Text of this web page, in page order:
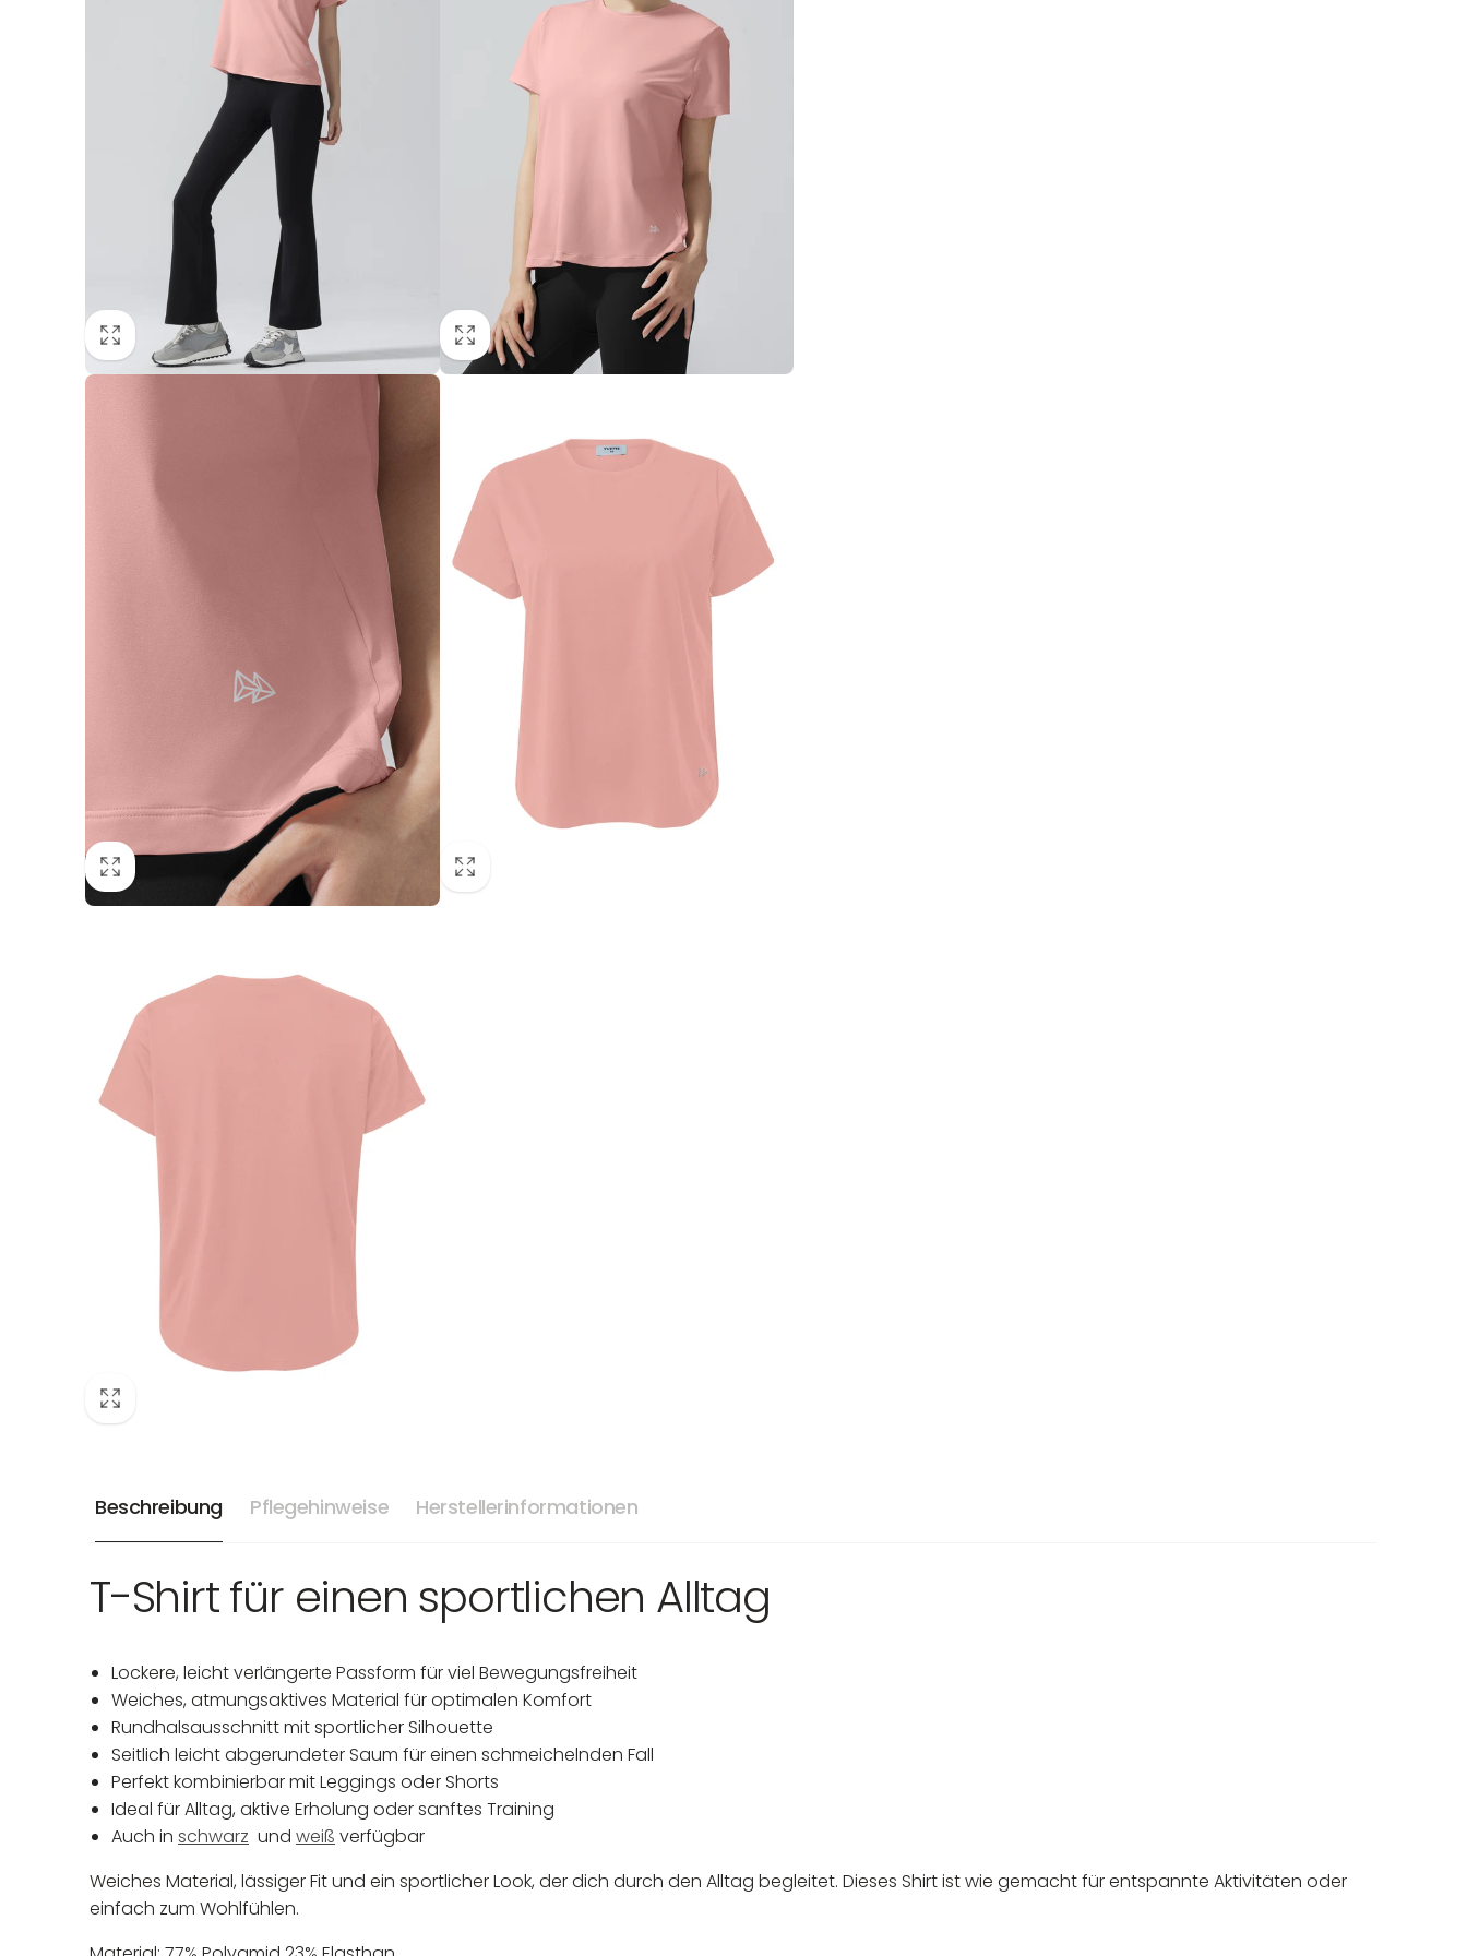
Beschreibung Pflegehinweise Herstellerinformationen
T-Shirt für einen sportlichen Alltag
Lockere, leicht verlängerte Passform für viel Bewegungsfreiheit
Weiches, atmungsaktives Material für optimalen Komfort
Rundhalsausschnitt mit sportlicher Silhouette
Seitlich leicht abgerundeter Saum für einen schmeichelnden Fall
Perfekt kombinierbar mit Leggings oder Shorts
Ideal für Alltag, aktive Erholung oder sanftes Training
Auch in schwarz und weiß verfügbar
Weiches Material, lässiger Fit und ein sportlicher Look, der dich durch den Alltag begleitet. Dieses Shirt ist wie gemacht für entspannte Aktivitäten oder
einfach zum Wohlfühlen.